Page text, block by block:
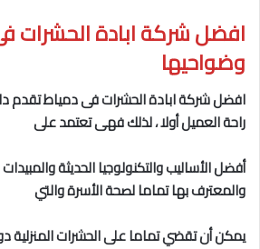
افضل شركة ابادة الحشرات
وضواحيها
افضل شركة ابادة الحشرات فى دمياطتقدم
راحة العميل أولا ، لذلك فهى تعتمد على
أفضل الأساليب والتكنولوجيا الحديثة
والمعترف بها تماما لصحة الأسرة والتي
يمكن أن تقضي تماما على الحشرات المنزلية